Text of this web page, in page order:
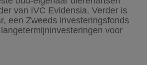
van IVC Evidensia. Verder is
een Zweeds investeringsfonds
voor